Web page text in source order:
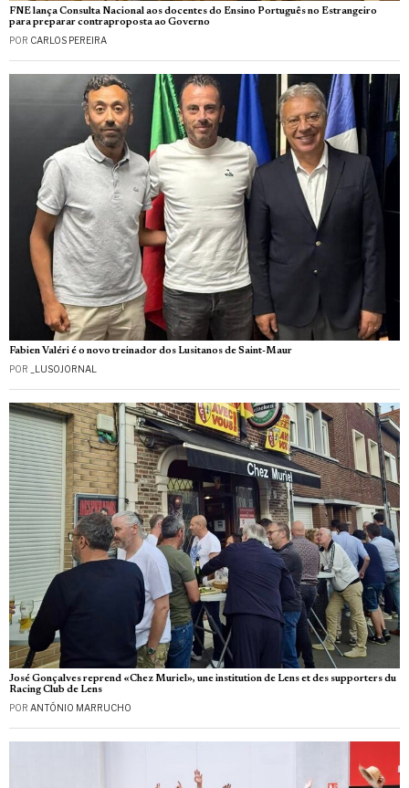
FNE lança Consulta Nacional aos docentes do Ensino Português no Estrangeiro
para preparar contraproposta ao Governo
POR CARLOS PEREIRA
Fabien Valéri é o novo treinador dos Lusitanos de Saint-Maur
POR _LUSOJORNAL
José Gonçalves reprend «Chez Muriel», une institution de Lens et des supporters du
Racing Club de Lens
POR ANTÓNIO MARRUCHO